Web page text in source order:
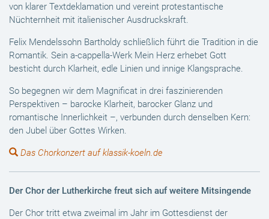
von klarer Textdeklamation und vereint protestantische
Nüchternheit mit italienischer Ausdruckskraft.
Felix Mendelssohn Bartholdy schließlich führt die Tradition in die
Romantik. Sein a-cappella-Werk Mein Herz erhebet Gott
besticht durch Klarheit, edle Linien und innige Klangsprache.
So begegnen wir dem Magnificat in drei faszinierenden
Perspektiven – barocke Klarheit, barocker Glanz und
romantische Innerlichkeit –, verbunden durch denselben Kern:
den Jubel über Gottes Wirken.
Das Chorkonzert auf klassik-koeln.de
Der Chor der Lutherkirche freut sich auf weitere Mitsingende
Der Chor tritt etwa zweimal im Jahr im Gottesdienst der